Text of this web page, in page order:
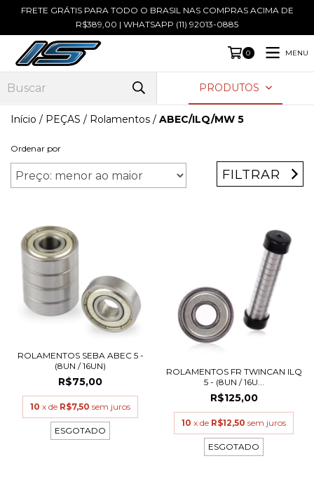
FRETE GRÁTIS PARA TODO O BRASIL NAS COMPRAS ACIMA DE
R$389,00 | WHATSAPP (11) 92013-0885
0 MENU
PRODUTOS
Início / PEÇAS / Rolamentos / ABEC/ILQ/MW 5
Ordenar por
FILTRAR
ROLAMENTOS SEBA ABEC 5 -
(8UN / 16UN)
R$75,00
10 x de R$7,50 sem juros
ESGOTADO
ROLAMENTOS FR TWINCAN ILQ
5 - (8UN / 16U...
R$125,00
10 x de R$12,50 sem juros
ESGOTADO